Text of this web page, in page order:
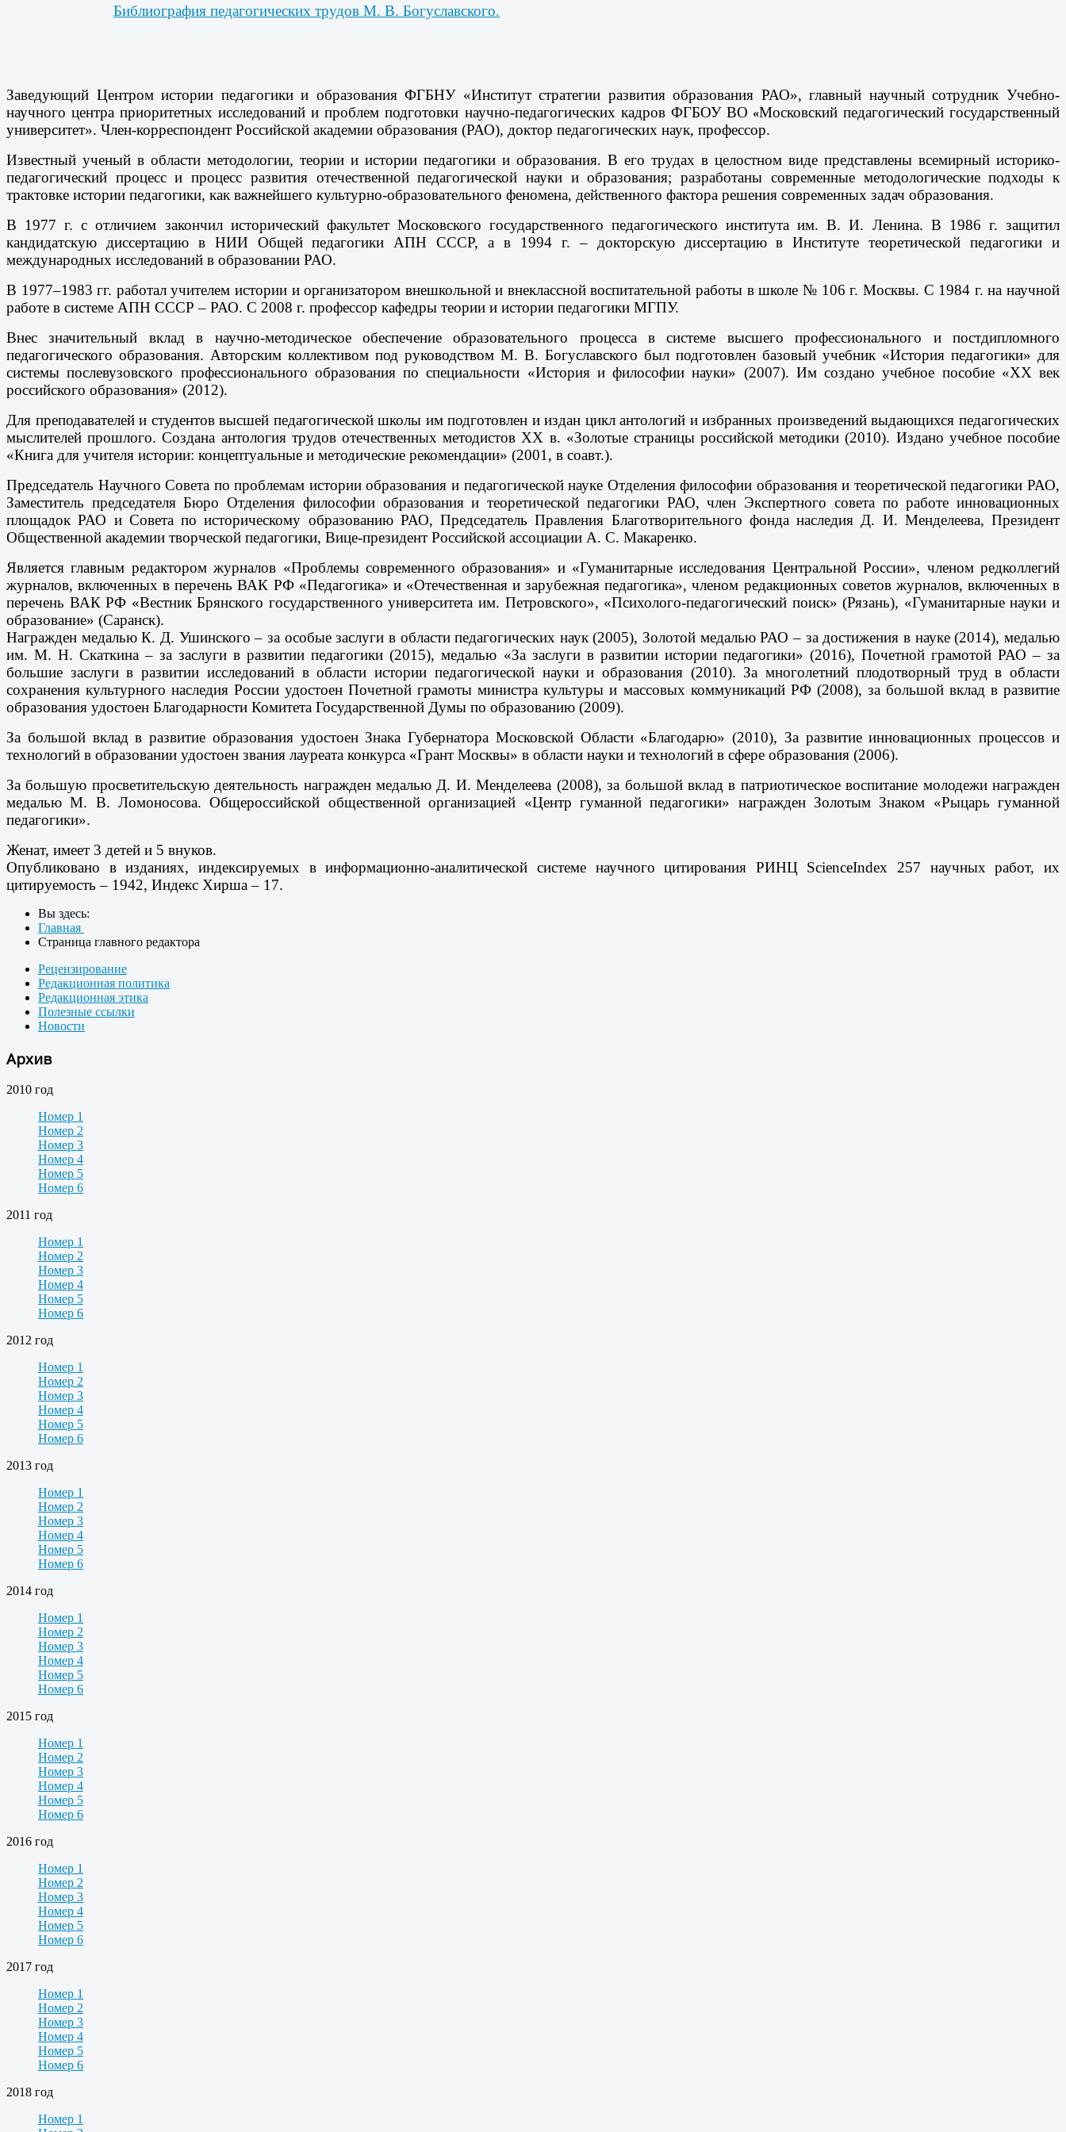
Библиография педагогических трудов М. В. Богуславского.
Заведующий Центром истории педагогики и образования ФГБНУ «Институт стратегии развития образования РАО», главный научный сотрудник Учебно-
научного центра приоритетных исследований и проблем подготовки научно-педагогических кадров ФГБОУ ВО «Московский педагогический государственный
университет». Член-корреспондент Российской академии образования (РАО), доктор педагогических наук, профессор.
Известный ученый в области методологии, теории и истории педагогики и образования. В его трудах в целостном виде представлены всемирный историко-
педагогический процесс и процесс развития отечественной педагогической науки и образования; разработаны современные методологические подходы к
трактовке истории педагогики, как важнейшего культурно-образовательного феномена, действенного фактора решения современных задач образования.
В 1977 г. с отличием закончил исторический факультет Московского государственного педагогического института им. В.И. Ленина. В 1986 г. защитил
кандидатскую диссертацию в НИИ Общей педагогики АПН СССР, а в 1994 г. – докторскую диссертацию в Институте теоретической педагогики и
международных исследований в образовании РАО.
В 1977–1983 гг. работал учителем истории и организатором внешкольной и внеклассной воспитательной работы в школе № 106 г. Москвы. С 1984 г. на научной
работе в системе АПН СССР – РАО. С 2008 г. профессор кафедры теории и истории педагогики МГПУ.
Внес значительный вклад в научно-методическое обеспечение образовательного процесса в системе высшего профессионального и постдипломного
педагогического образования. Авторским коллективом под руководством М. В. Богуславского был подготовлен базовый учебник «История педагогики» для
системы послевузовского профессионального образования по специальности «История и философии науки» (2007). Им создано учебное пособие «ХХ век
российского образования» (2012).
Для преподавателей и студентов высшей педагогической школы им подготовлен и издан цикл антологий и избранных произведений выдающихся педагогических
мыслителей прошлого. Создана антология трудов отечественных методистов ХХ в. «Золотые страницы российской методики (2010). Издано учебное пособие
«Книга для учителя истории: концептуальные и методические рекомендации» (2001, в соавт.).
Председатель Научного Совета по проблемам истории образования и педагогической науке Отделения философии образования и теоретической педагогики РАО,
Заместитель председателя Бюро Отделения философии образования и теоретической педагогики РАО, член Экспертного совета по работе инновационных
площадок РАО и Совета по историческому образованию РАО, Председатель Правления Благотворительного фонда наследия Д. И. Менделеева, Президент
Общественной академии творческой педагогики, Вице-президент Российской ассоциации А. С. Макаренко.
Является главным редактором журналов «Проблемы современного образования» и «Гуманитарные исследования Центральной России», членом редколлегий
журналов, включенных в перечень ВАК РФ «Педагогика» и «Отечественная и зарубежная педагогика», членом редакционных советов журналов, включенных в
перечень ВАК РФ «Вестник Брянского государственного университета им. Петровского», «Психолого-педагогический поиск» (Рязань), «Гуманитарные науки и
образование» (Саранск).
Награжден медалью К. Д. Ушинского – за особые заслуги в области педагогических наук (2005), Золотой медалью РАО – за достижения в науке (2014), медалью
им. М. Н. Скаткина – за заслуги в развитии педагогики (2015), медалью «За заслуги в развитии истории педагогики» (2016), Почетной грамотой РАО – за
большие заслуги в развитии исследований в области истории педагогической науки и образования (2010). За многолетний плодотворный труд в области
сохранения культурного наследия России удостоен Почетной грамоты министра культуры и массовых коммуникаций РФ (2008), за большой вклад в развитие
образования удостоен Благодарности Комитета Государственной Думы по образованию (2009).
За большой вклад в развитие образования удостоен Знака Губернатора Московской Области «Благодарю» (2010), За развитие инновационных процессов и
технологий в образовании удостоен звания лауреата конкурса «Грант Москвы» в области науки и технологий в сфере образования (2006).
За большую просветительскую деятельность награжден медалью Д. И. Менделеева (2008), за большой вклад в патриотическое воспитание молодежи награжден
медалью М. В. Ломоносова. Общероссийской общественной организацией «Центр гуманной педагогики» награжден Золотым Знаком «Рыцарь гуманной
педагогики».
Женат, имеет 3 детей и 5 внуков.
Опубликовано в изданиях, индексируемых в информационно-аналитической системе научного цитирования РИНЦ ScienceIndex 257 научных работ, их
цитируемость – 1942, Индекс Хирша – 17.
Вы здесь:
Главная
Страница главного редактора
Рецензирование
Редакционная политика
Редакционная этика
Полезные ссылки
Новости
Архив
2010 год
Номер 1
Номер 2
Номер 3
Номер 4
Номер 5
Номер 6
2011 год
Номер 1
Номер 2
Номер 3
Номер 4
Номер 5
Номер 6
2012 год
Номер 1
Номер 2
Номер 3
Номер 4
Номер 5
Номер 6
2013 год
Номер 1
Номер 2
Номер 3
Номер 4
Номер 5
Номер 6
2014 год
Номер 1
Номер 2
Номер 3
Номер 4
Номер 5
Номер 6
2015 год
Номер 1
Номер 2
Номер 3
Номер 4
Номер 5
Номер 6
2016 год
Номер 1
Номер 2
Номер 3
Номер 4
Номер 5
Номер 6
2017 год
Номер 1
Номер 2
Номер 3
Номер 4
Номер 5
Номер 6
2018 год
Номер 1